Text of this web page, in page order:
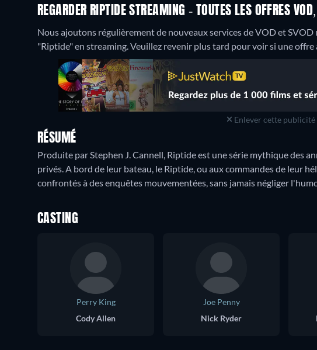
REGARDER RIPTIDE STREAMING - TOUTES LES OFFRES
Nous ajoutons régulièrement de nouveaux services de VOD et
"Riptide" en streaming. Veuillez revenir plus tard pour voir si une offre
Enlever cette publicité
RÉSUMÉ
Produite par Stephen J. Cannell, Riptide est une série mythique des
privés. A bord de leur bateau, le Riptide, ou aux commandes de leur
confrontés à des enquêtes mouvementées, sans jamais négliger
CASTING
Perry King
Cody Allen
Joe Penny
Nick Ryder